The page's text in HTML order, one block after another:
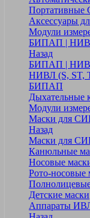
Аксессуары
Модули
БИПАП |
Назад
БИПАП |
НИВЛ (S, ST,
БИПАП
Дыхательные
Модули
Маски для
Назад
Маски для
Канюльные
Носовые
Рото-носовые
Детские маски
Аппараты ИВЛ